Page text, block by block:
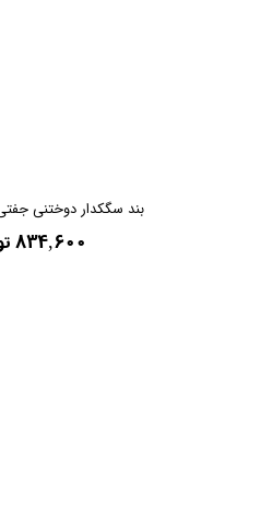
بند سگکدار دوختنی
۸۳۴,۶۰۰ تومان